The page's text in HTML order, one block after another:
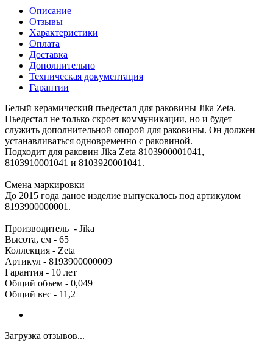
Описание
Отзывы
Характеристики
Оплата
Доставка
Дополнительно
Техническая документация
Гарантии
Белый керамический пьедестал для раковины Jika Zeta.
Пьедестал не только скроет коммуникации, но и будет
служить дополнительной опорой для раковины. Он должен
устанавливаться одновременно с раковиной.
Подходит для раковин Jika Zeta 8103900001041,
8103910001041 и 8103920001041.
Смена маркировки
До 2015 года даное изделие выпускалось под артикулом
8193900000001.
Производитель - Jika
Высота, см - 65
Коллекция - Zeta
Артикул - 8193900000009
Гарантия - 10 лет
Общий объем - 0,049
Общий вес - 11,2
Загрузка отзывов...